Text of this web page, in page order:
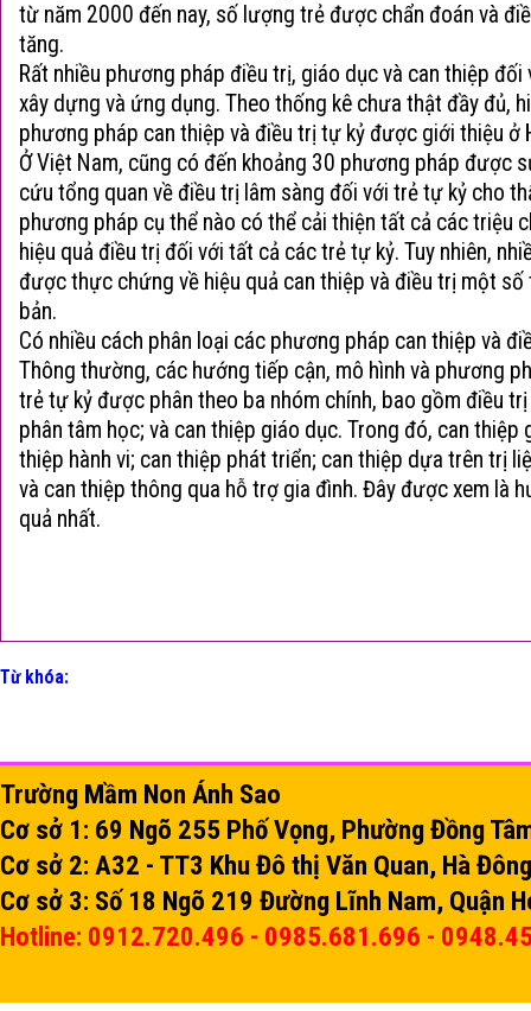
từ năm 2000 đến nay, số lượng trẻ được chẩn đoán và
tăng.
Rất nhiều phương pháp điều trị, giáo dục và can thiệp
xây dựng và ứng dụng. Theo thống kê chưa thật đầy đủ,
phương pháp can thiệp và điều trị tự kỷ được giới thiệu ở
Ở Việt Nam, cũng có đến khoảng 30 phương pháp được
cứu tổng quan về điều trị lâm sàng đối với trẻ tự kỷ cho
phương pháp cụ thể nào có thể cải thiện tất cả các triệu
hiệu quả điều trị đối với tất cả các trẻ tự kỷ. Tuy nhiên,
được thực chứng về hiệu quả can thiệp và điều trị một
bản.
Có nhiều cách phân loại các phương pháp can thiệp và
Thông thường, các hướng tiếp cận, mô hình và phương
trẻ tự kỷ được phân theo ba nhóm chính, bao gồm điều
phân tâm học; và can thiệp giáo dục. Trong đó, can thiệp
thiệp hành vi; can thiệp phát triển; can thiệp dựa trên trị
và can thiệp thông qua hỗ trợ gia đình. Đây được xem là
quả nhất.
Từ khóa:
Trường Mầm Non Ánh Sao
Cơ sở 1: 69 Ngõ 255 Phố Vọng, Phường Đồng
Cơ sở 2: A32 - TT3 Khu Đô thị Văn Quan, Hà
Cơ sở 3: Số 18 Ngõ 219 Đường Lĩnh Nam, Quận
Hotline: 0912.720.496 - 0985.681.696 -